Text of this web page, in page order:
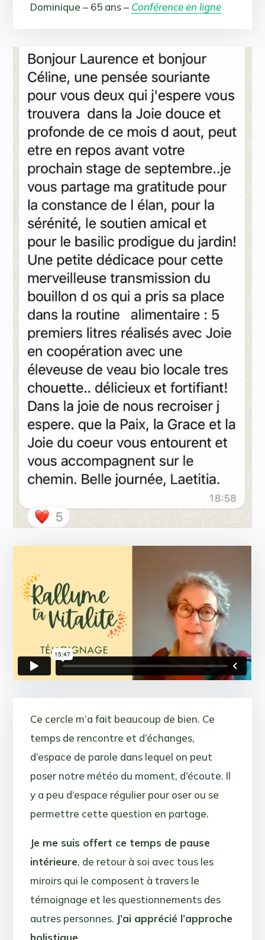
Dominique – 65 ans – Conférence en ligne
Ce cercle m’a fait beaucoup de bien. Ce
temps de rencontre et d’échanges,
d’espace de parole dans lequel on peut
poser notre météo du moment, d’écoute. Il
y a peu d’espace régulier pour oser ou se
permettre cette question en partage.
Je me suis offert ce temps de pause
intérieure, de retour à soi avec tous les
miroirs qui le composent à travers le
témoignage et les questionnements des
autres personnes. J’ai apprécié l’approche
holistique.